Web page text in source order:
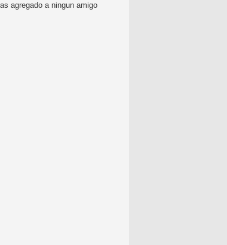
agregado a ningun amigo